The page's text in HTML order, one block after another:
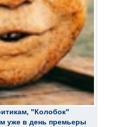
"Колобок"
уже в день премьеры